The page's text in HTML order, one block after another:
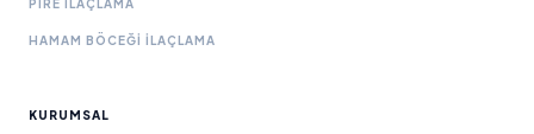
PIRE İLAÇLAMA
HAMAM BÖCEĞI İLAÇLAMA
KURUMSAL